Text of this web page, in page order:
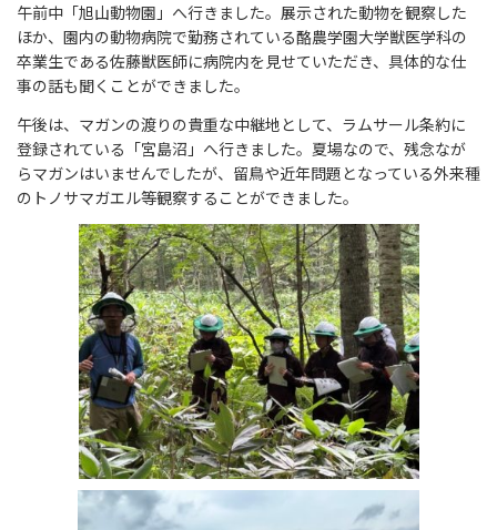
午前中「旭山動物園」へ行きました。展示された動物を観察した
ほか、園内の動物病院で勤務されている酪農学園大学獣医学科の
卒業生である佐藤獣医師に病院内を見せていただき、具体的な仕
事の話も聞くことができました。
午後は、マガンの渡りの貴重な中継地として、ラムサール条約に
登録されている「宮島沼」へ行きました。夏場なので、残念なが
らマガンはいませんでしたが、留鳥や近年問題となっている外来種
のトノサマガエル等観察することができました。